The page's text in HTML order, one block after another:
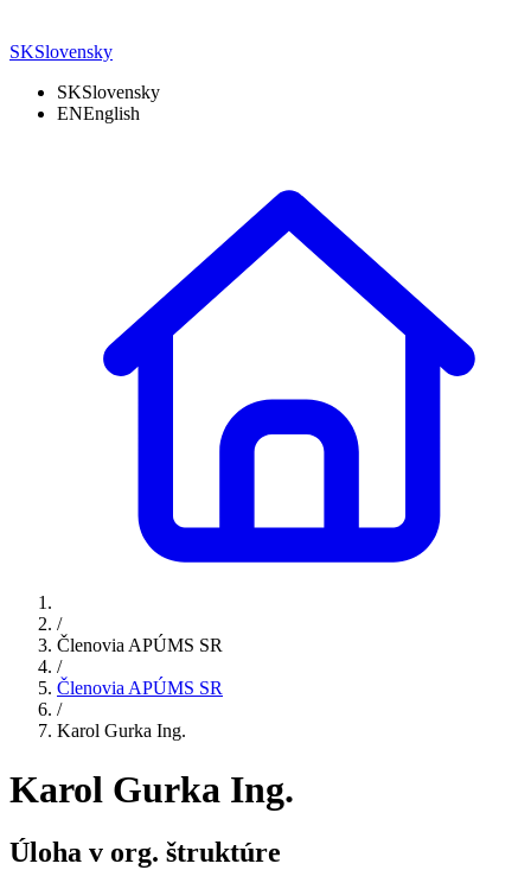
SKSlovensky
SKSlovensky
ENEnglish
/
Členovia APÚMS SR
/
Členovia APÚMS SR
/
Karol Gurka Ing.
Karol Gurka Ing.
Úloha v org. štruktúre